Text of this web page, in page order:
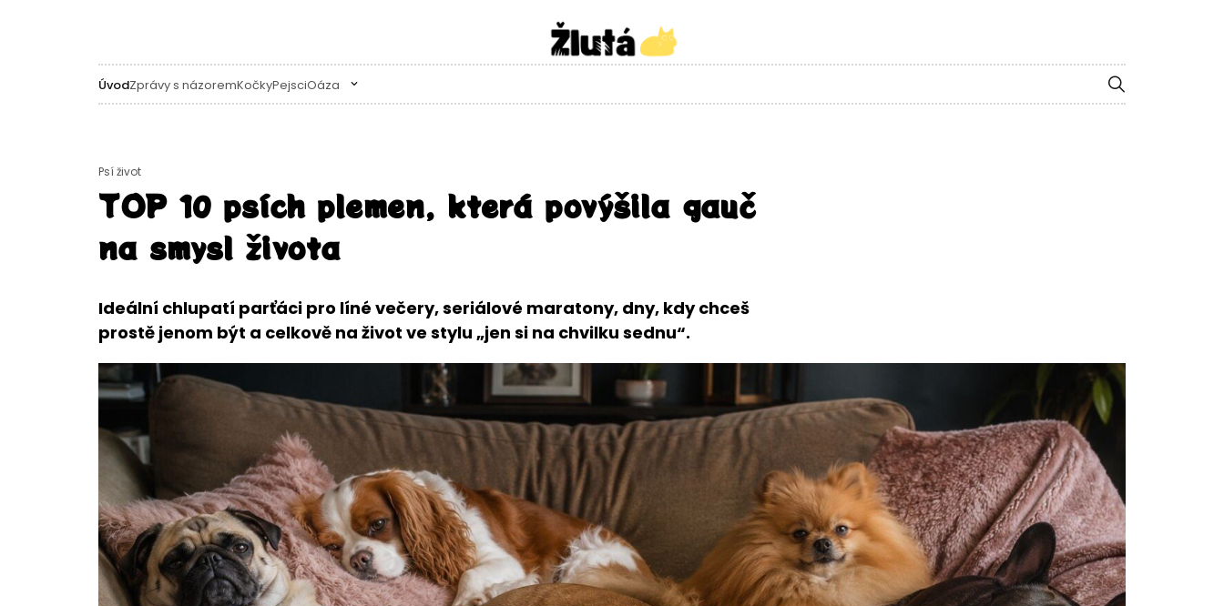
ÚvodZprávy s názoremKočkyPejsciOáza
Psí život
TOP 10 psích plemen, která povýšila gauč
na smysl života
Ideální chlupatí parťáci pro líné večery, seriálové maratony, dny, kdy chceš
prostě jenom být a celkově na život ve stylu „jen si na chvilku sednu“.